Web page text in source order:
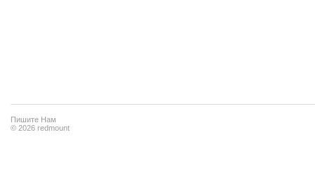
Пишите Нам
© 2026 redmount